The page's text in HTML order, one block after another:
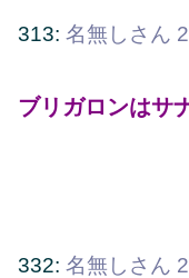
313: 名無しさん
ブリガロンはサ
332: 名無しさん